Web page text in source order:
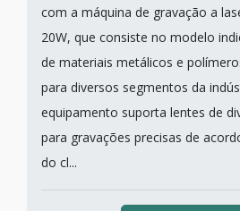
com a máquina de gravação a
20W, que consiste no modelo
de materiais metálicos e
para diversos segmentos da
equipamento suporta lentes de
para gravações precisas de
do cl...